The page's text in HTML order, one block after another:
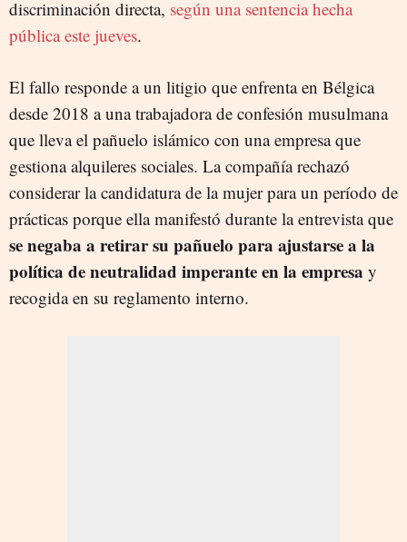
discriminación directa, según una sentencia hecha
pública este jueves.
El fallo responde a un litigio que enfrenta en Bélgica
desde 2018 a una trabajadora de confesión musulmana
que lleva el pañuelo islámico con una empresa que
gestiona alquileres sociales. La compañía rechazó
considerar la candidatura de la mujer para un período de
prácticas porque ella manifestó durante la entrevista que
se negaba a retirar su pañuelo para ajustarse a la
política de neutralidad imperante en la empresa y
recogida en su reglamento interno.